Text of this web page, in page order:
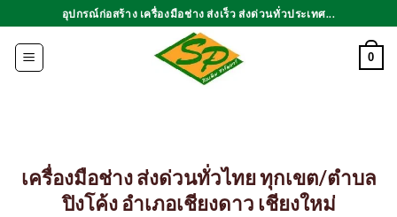
ไป
เนื้อหา
อุปกรณ์ก่อสร้าง เครื่องมือช่าง ส่งเร็ว ส่งด่วนทั่วประเทศ...
0
เครื่องมือช่าง ส่งด่วนทั่วไทย ทุกเขต/ตำบล
ปิงโค้ง อำเภอเชียงดาว เชียงใหม่